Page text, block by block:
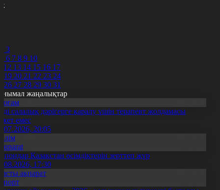
3
6 7 8 9 10
12 13 14 15 16 17
19 20 21 22 23 24
26 27 28 29 30 31
жаңалықтар
салалық дәрігерге қаралу үшін терапевт жолдамасы
емес
20:05
Қазақстан өсімдіктерін зерттеп жүр
17:30
ақпарат